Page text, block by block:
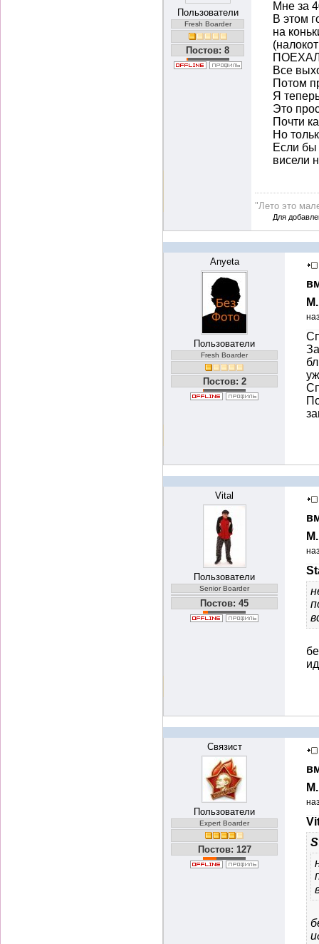
Пользователи
Fresh Boarder
Постов: 8
Мне за
В этом
на
Все
Потом
Я
Это
Почти
Но
Если бы
висели
"Лето это
Для
Anyeta
Пользователи
Fresh Boarder
Постов: 2
Vital
Пользователи
Senior Boarder
Постов: 45
Связист
Пользователи
Expert Boarder
Постов: 127